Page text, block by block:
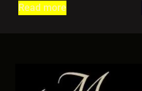
Read more